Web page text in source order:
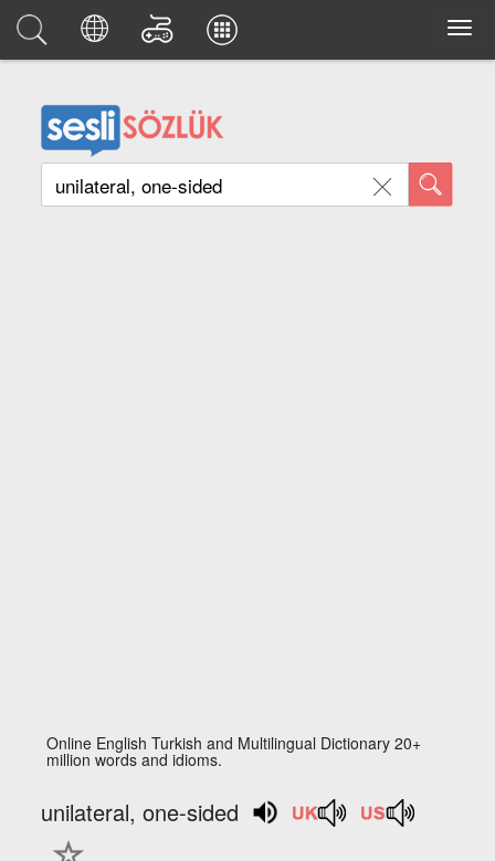
Online English Turkish and Multilingual Dictionary 20+
million words and idioms.
unilateral, one-sided